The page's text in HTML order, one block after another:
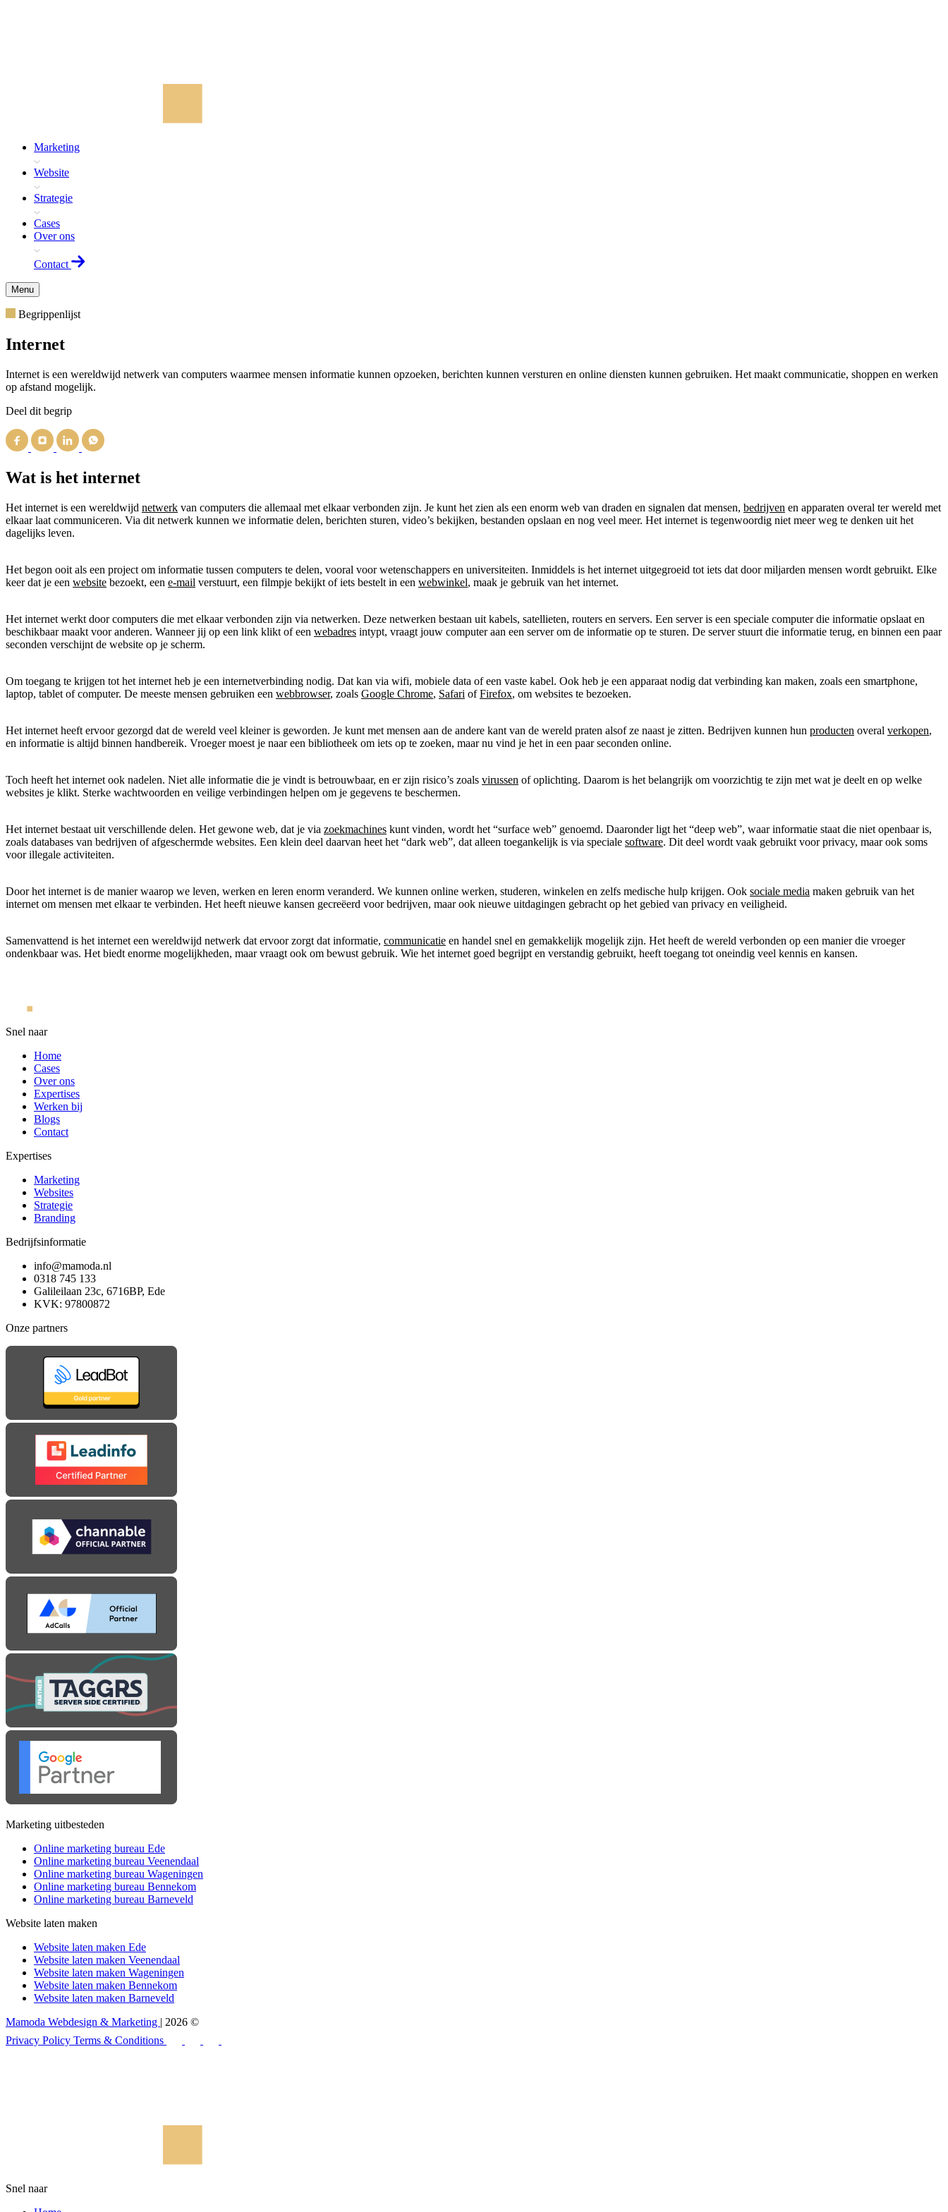
Marketing
Website
Strategie
Cases
Over ons
Contact
Menu
Begrippenlijst
Internet
Internet is een wereldwijd netwerk van computers waarmee mensen informatie kunnen opzoeken, berichten kunnen versturen en online diensten kunnen gebruiken. Het maakt communicatie, shoppen en werken
op afstand mogelijk.
Deel dit begrip
Wat is het internet
Het internet is een wereldwijd netwerk van computers die allemaal met elkaar verbonden zijn. Je kunt het zien als een enorm web van draden en signalen dat mensen, bedrijven en apparaten overal ter wereld met
elkaar laat communiceren. Via dit netwerk kunnen we informatie delen, berichten sturen, video’s bekijken, bestanden opslaan en nog veel meer. Het internet is tegenwoordig niet meer weg te denken uit het
dagelijks leven.
Het begon ooit als een project om informatie tussen computers te delen, vooral voor wetenschappers en universiteiten. Inmiddels is het internet uitgegroeid tot iets dat door miljarden mensen wordt gebruikt. Elke
keer dat je een website bezoekt, een e-mail verstuurt, een filmpje bekijkt of iets bestelt in een webwinkel, maak je gebruik van het internet.
Het internet werkt door computers die met elkaar verbonden zijn via netwerken. Deze netwerken bestaan uit kabels, satellieten, routers en servers. Een server is een speciale computer die informatie opslaat en
beschikbaar maakt voor anderen. Wanneer jij op een link klikt of een webadres intypt, vraagt jouw computer aan een server om de informatie op te sturen. De server stuurt die informatie terug, en binnen een paar
seconden verschijnt de website op je scherm.
Om toegang te krijgen tot het internet heb je een internetverbinding nodig. Dat kan via wifi, mobiele data of een vaste kabel. Ook heb je een apparaat nodig dat verbinding kan maken, zoals een smartphone,
laptop, tablet of computer. De meeste mensen gebruiken een webbrowser, zoals Google Chrome, Safari ofFirefox, om websites te bezoeken.
Het internet heeft ervoor gezorgd dat de wereld veel kleiner is geworden. Je kunt met mensen aan de andere kant van de wereld praten alsof ze naast je zitten. Bedrijven kunnen hun producten overal verkopen,
en informatie is altijd binnen handbereik. Vroeger moest je naar een bibliotheek om iets op te zoeken, maar nu vind je het in een paar seconden online.
Toch heeft het internet ook nadelen. Niet alle informatie die je vindt is betrouwbaar, en er zijn risico’s zoals virussen of oplichting. Daarom is het belangrijk om voorzichtig te zijn met wat je deelt en op welke
websites je klikt. Sterke wachtwoorden en veilige verbindingen helpen om je gegevens te beschermen.
Het internet bestaat uit verschillende delen. Het gewone web, dat je via zoekmachines kunt vinden, wordt het “surface web” genoemd. Daaronder ligt het “deep web”, waar informatie staat die niet openbaar is,
zoals databases van bedrijven of afgeschermde websites. Een klein deel daarvan heet het “dark web”, dat alleen toegankelijk is via speciale software. Dit deel wordt vaak gebruikt voor privacy, maar ook soms
voor illegale activiteiten.
Door het internet is de manier waarop we leven, werken en leren enorm veranderd. We kunnen online werken, studeren, winkelen en zelfs medische hulp krijgen. Ook sociale media maken gebruik van het
internet om mensen met elkaar te verbinden. Het heeft nieuwe kansen gecreëerd voor bedrijven, maar ook nieuwe uitdagingen gebracht op het gebied van privacy en veiligheid.
Samenvattend is het internet een wereldwijd netwerk dat ervoor zorgt dat informatie, communicatie en handel snel en gemakkelijk mogelijk zijn. Het heeft de wereld verbonden op een manier die vroeger
ondenkbaar was. Het biedt enorme mogelijkheden, maar vraagt ook om bewust gebruik. Wie het internet goed begrijpt en verstandig gebruikt, heeft toegang tot oneindig veel kennis en kansen.
Snel naar
Home
Cases
Over ons
Expertises
Werken bij
Blogs
Contact
Expertises
Marketing
Websites
Strategie
Branding
Bedrijfsinformatie
info@mamoda.nl
0318 745 133
Galileilaan 23c, 6716BP, Ede
KVK: 97800872
Onze partners
Marketing uitbesteden
Online marketing bureau Ede
Online marketing bureau Veenendaal
Online marketing bureau Wageningen
Online marketing bureau Bennekom
Online marketing bureau Barneveld
Website laten maken
Website laten maken Ede
Website laten maken Veenendaal
Website laten maken Wageningen
Website laten maken Bennekom
Website laten maken Barneveld
Mamoda Webdesign & Marketing | 2026 ©
Privacy Policy Terms & Conditions
Snel naar